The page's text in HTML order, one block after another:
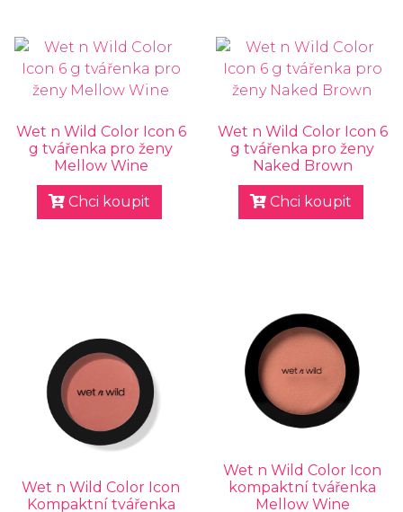
Wet n Wild Color Icon 6
g tvářenka pro ženy
Mellow Wine
Chci koupit
Wet n Wild Color Icon 6
g tvářenka pro ženy
Naked Brown
Chci koupit
Wet n Wild Color Icon
Kompaktní tvářenka
Wet n Wild Color Icon
kompaktní tvářenka
Mellow Wine